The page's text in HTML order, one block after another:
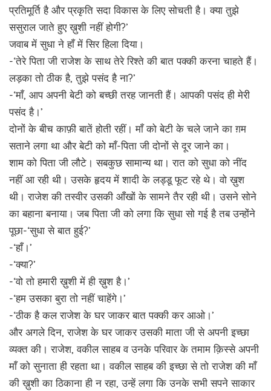
प्रतिमूर्ति है और प्रकृति सदा विकास के लिए सोचती है। क्या तुझे
ससुराल जाते हुए ख़ुशी नहीं होगी?’
जवाब में सुधा ने हाँ में सिर हिला दिया।
-‘तेरे पिता जी राजेश के साथ तेरे रिश्ते की बात पक्की करना चाहते हैं।
लड़का तो ठीक है, तुझे पसंद है ना?’
-‘माँ, आप अपनी बेटी को बच्छी तरह जानती हैं। आपकी पसंद ही मेरी
पसंद है।’
दोनों के बीच काफ़ी बातें होती रहीं। माँ को बेटी के चले जाने का ग़म
सताने लगा था और बेटी को माँ-पिता जी दोनों से दूर जाने का।
शाम को पिता जी लौटे। सबकुछ सामान्य था। रात को सुधा को नींद
नहीं आ रही थी। उसके हृदय में शादी के लड्डू फूट रहे थे। वो ख़ुश
थी। राजेश की तस्वीर उसकी आँखों के सामने तैर रही थी। उसने सोने
का बहाना बनाया। जब पिता जी को लगा कि सुधा सो गई है तब उन्होंने
पूछा-‘सुधा से बात हुई?’
-‘हाँ।’
-‘क्या?’
-‘वो तो हमारी ख़ुशी में ही ख़ुश है।’
-‘हम उसका बुरा तो नहीं चाहेंगे।’
-‘ठीक है कल राजेश के घर जाकर बात पक्की कर आओ।’
और अगले दिन, राजेश के घर जाकर उसकी माता जी से अपनी इच्छा
व्यक्त की। राजेश, वकील साहब व उनके परिवार के तमाम क़िस्से अपनी
माँ को सुनाता ही रहता था। वकील साहब की इच्छा से तो राजेश की माँ
की ख़ुशी का ठिकाना ही न रहा, उन्हें लगा कि उनके सभी सपने साकार